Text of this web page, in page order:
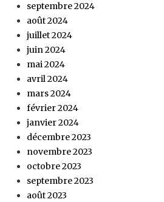
septembre 2024
août 2024
juillet 2024
juin 2024
mai 2024
avril 2024
mars 2024
février 2024
janvier 2024
décembre 2023
novembre 2023
octobre 2023
septembre 2023
août 2023